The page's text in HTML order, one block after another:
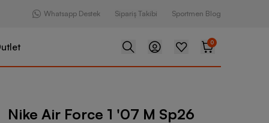
Whatsapp Destek Sipariş Takibi Sportmen Blog
0
1 '07 M Sp26 Erkek Spor Ayakkabı
Nike Air Force 1 '07 M Sp26